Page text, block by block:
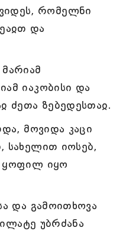
რომელნი
და
იაკობისი და
ძეთა ზებედესთაჲ.
მოვიდა კაცი
სახელით იოსებ,
ყოფილ იყო
და გამოითხოვა
უბრძანა